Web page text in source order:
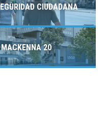
CIUDADANA
20